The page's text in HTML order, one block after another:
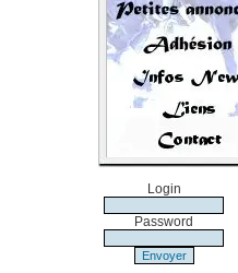
Login
Password